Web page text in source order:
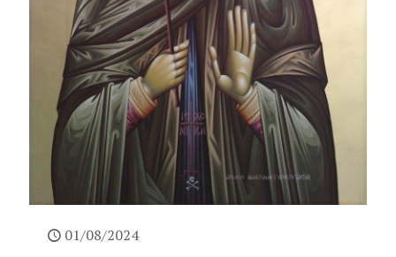
01/08/2024